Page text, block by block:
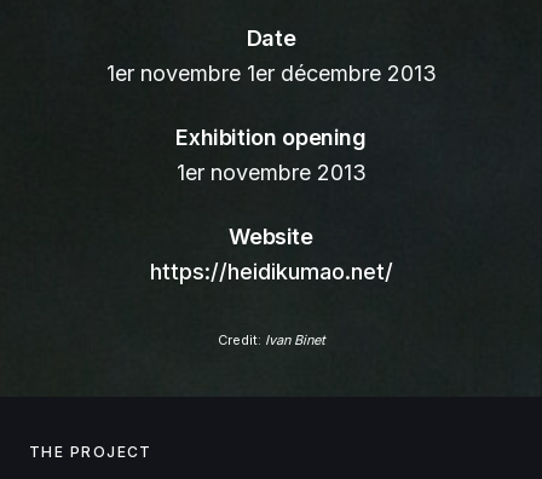
Date
1er novembre 1er décembre 2013
Exhibition opening
1er novembre 2013
Website
https://heidikumao.net/
Credit: Ivan Binet
THE PROJECT